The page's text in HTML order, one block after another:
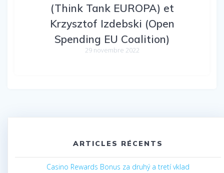
(Think Tank EUROPA) et
Krzysztof Izdebski (Open
Spending EU Coalition)
29 novembre 2022
ARTICLES RÉCENTS
Casino Rewards Bonus za druhý a tretí vklad